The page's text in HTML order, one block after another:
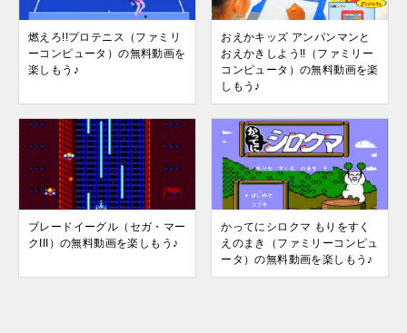
燃えろ!!プロテニス（ファミリ
ーコンピュータ）の無料動画を
楽しもう♪
おえかキッズ アンパンマンと
おえかきしよう!!（ファミリー
コンピュータ）の無料動画を楽
しもう♪
ブレードイーグル（セガ・マー
クIII）の無料動画を楽しもう♪
かってにシロクマ もりをすく
えのまき（ファミリーコンピュ
ータ）の無料動画を楽しもう♪